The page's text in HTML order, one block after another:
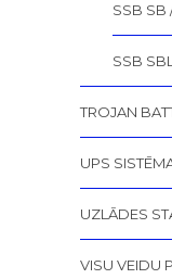
SSB SB
SSB
TROJAN
UPS
UZLĀDES
VISU VEIDU